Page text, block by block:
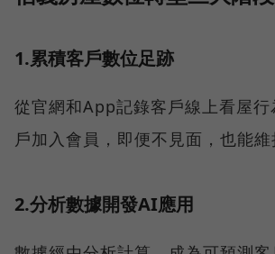
1.累積客戶數位足跡
從官網和App記錄客戶線上看屋行
戶加入會員，即便不見面，也能維
2.分析數據開發AI應用